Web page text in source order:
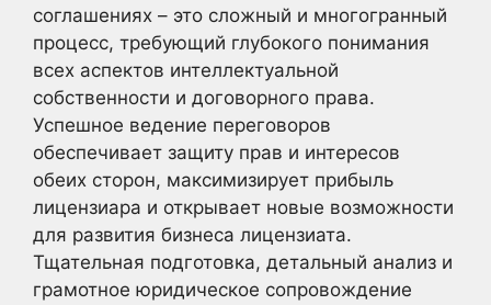
соглашениях – это сложный и многогранный
процесс, требующий глубокого понимания
всех аспектов интеллектуальной
собственности и договорного права.
Успешное ведение переговоров
обеспечивает защиту прав и интересов
обеих сторон, максимизирует прибыль
лицензиара и открывает новые возможности
для развития бизнеса лицензиата.
Тщательная подготовка, детальный анализ и
грамотное юридическое сопровождение